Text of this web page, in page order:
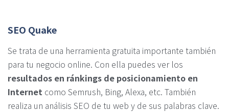
SEO Quake
Se trata de una herramienta gratuita importante también
para tu negocio online. Con ella puedes ver los
resultados en ránkings de posicionamiento en
Internet como Semrush, Bing, Alexa, etc. También
realiza un análisis SEO de tu web y de sus palabras clave.